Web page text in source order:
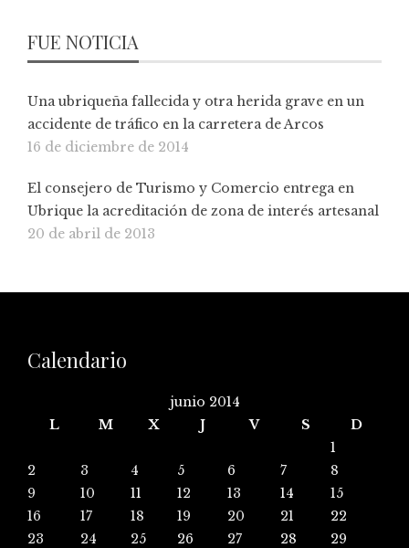
FUE NOTICIA
Una ubriqueña fallecida y otra herida grave en un
accidente de tráfico en la carretera de Arcos
16 de diciembre de 2014
El consejero de Turismo y Comercio entrega en
Ubrique la acreditación de zona de interés artesanal
20 de abril de 2013
Calendario
junio 2014
L
M X J V S
D
1
2
3 4 5 6 7
8
9
10 11 12 13 14
15
16
17 18 19 20 21
22
23
24 25 26 27 28
29